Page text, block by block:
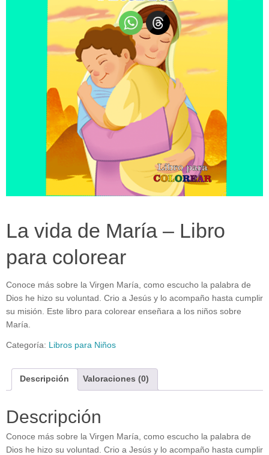
La vida de María – Libro
para colorear
Conoce más sobre la Virgen María, como escucho la palabra de
Dios he hizo su voluntad. Crio a Jesús y lo acompaño hasta cumplir
su misión. Este libro para colorear enseñara a los niños sobre
María.
Categoría: Libros para Niños
Descripción Valoraciones (0)
Descripción
Conoce más sobre la Virgen María, como escucho la palabra de
Dios he hizo su voluntad. Crio a Jesús y lo acompaño hasta cumplir